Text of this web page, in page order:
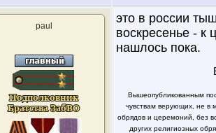
paul
это в россии
воскресенье - к
нашлось пока.
Вышеопубликованным
чувствам верующих, не в
обрядов и церемоний, без
других религиозных